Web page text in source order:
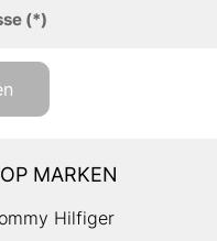
(*)
MARKEN
Hilfiger